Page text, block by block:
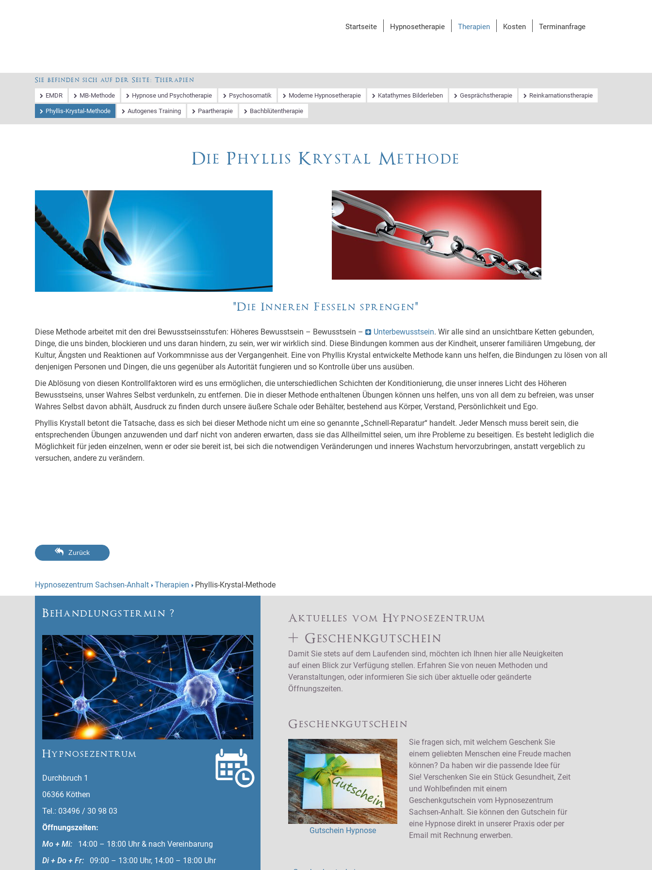
Navigation
überspringen
Startseite Hypnosetherapie Therapien Kosten Terminanfrage
Sie befinden sich auf der Seite: Therapien
Navigation
überspringen
EMDR MB-Methode Hypnose und Psychotherapie Psychosomatik Moderne Hypnosetherapie Katathymes Bilderleben Gesprächstherapie Reinkarnationstherapie
Phyllis-Krystal-Methode Autogenes Training Paartherapie Bachblütentherapie
Die Phyllis Krystal Methode
"Die Inneren Fesseln sprengen"
Diese Methode arbeitet mit den drei Bewusstseinsstufen: Höheres Bewusstsein – Bewusstsein – Unterbewusstsein. Wir alle sind an unsichtbare Ketten gebunden,
Dinge, die uns binden, blockieren und uns daran hindern, zu sein, wer wir wirklich sind. Diese Bindungen kommen aus der Kindheit, unserer familiären Umgebung, der
Kultur, Ängsten und Reaktionen auf Vorkommnisse aus der Vergangenheit. Eine von Phyllis Krystal entwickelte Methode kann uns helfen, die Bindungen zu lösen von all
denjenigen Personen und Dingen, die uns gegenüber als Autorität fungieren und so Kontrolle über uns ausüben.
Die Ablösung von diesen Kontrollfaktoren wird es uns ermöglichen, die unterschiedlichen Schichten der Konditionierung, die unser inneres Licht des Höheren
Bewusstseins, unser Wahres Selbst verdunkeln, zu entfernen. Die in dieser Methode enthaltenen Übungen können uns helfen, uns von all dem zu befreien, was unser
Wahres Selbst davon abhält, Ausdruck zu finden durch unsere äußere Schale oder Behälter, bestehend aus Körper, Verstand, Persönlichkeit und Ego.
Phyllis Krystall betont die Tatsache, dass es sich bei dieser Methode nicht um eine so genannte „Schnell-Reparatur“ handelt. Jeder Mensch muss bereit sein, die
entsprechenden Übungen anzuwenden und darf nicht von anderen erwarten, dass sie das Allheilmittel seien, um ihre Probleme zu beseitigen. Es besteht lediglich die
Möglichkeit für jeden einzelnen, wenn er oder sie bereit ist, bei sich die notwendigen Veränderungen und inneres Wachstum hervorzubringen, anstatt vergeblich zu
versuchen, andere zu verändern.
Zurück
Hypnosezentrum Sachsen-Anhalt Therapien Phyllis-Krystal-Methode
Behandlungstermin ?
Hypnosezentrum
Durchbruch 1
06366 Köthen
Tel.: 03496 / 30 98 03
Öffnungszeiten:
Mo + Mi: 14:00 – 18:00 Uhr & nach Vereinbarung
Di + Do + Fr: 09:00 – 13:00 Uhr, 14:00 – 18:00 Uhr
Aktuelles vom Hypnosezentrum
+ Geschenkgutschein
Damit Sie stets auf dem Laufenden sind, möchten ich Ihnen hier alle Neuigkeiten
auf einen Blick zur Verfügung stellen. Erfahren Sie von neuen Methoden und
Veranstaltungen, oder informieren Sie sich über aktuelle oder geänderte
Öffnungszeiten.
Geschenkgutschein
Gutschein Hypnose
Sie fragen sich, mit welchem Geschenk Sie
einem geliebten Menschen eine Freude machen
können? Da haben wir die passende Idee für
Sie! Verschenken Sie ein Stück Gesundheit, Zeit
und Wohlbefinden mit einem
Geschenkgutschein vom Hypnosezentrum
Sachsen-Anhalt. Sie können den Gutschein für
eine Hypnose direkt in unserer Praxis oder per
Email mit Rechnung erwerben.